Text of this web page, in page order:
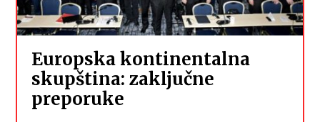
Europska kontinentalna
skupština: zaključne
preporuke